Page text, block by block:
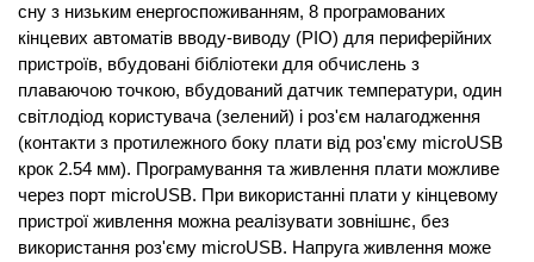
сну з низьким енергоспоживанням, 8 програмованих
кінцевих автоматів вводу-виводу (PIO) для периферійних
пристроїв, вбудовані бібліотеки для обчислень з
плаваючою точкою, вбудований датчик температури, один
світлодіод користувача (зелений) і роз'єм налагодження
(контакти з протилежного боку плати від роз'єму microUSB
крок 2.54 мм). Програмування та живлення плати можливе
через порт microUSB. При використанні плати у кінцевому
пристрої живлення можна реалізувати зовнішнє, без
використання роз'єму microUSB. Напруга живлення може